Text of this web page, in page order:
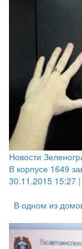
Новости
В корпусе 1649
30.11.2015 15:27 |
В одном из